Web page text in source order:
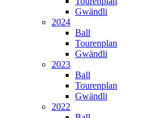
Gwändli
2024
Ball
Tourenplan
Gwändli
2023
Ball
Tourenplan
Gwändli
2022